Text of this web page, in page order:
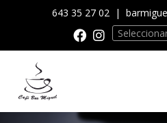
643 35 27 02 |